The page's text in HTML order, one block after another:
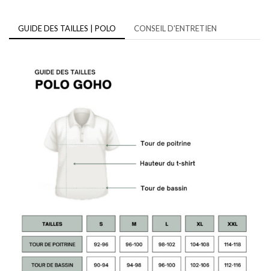
GUIDE DES TAILLES | POLO CONSEIL D'ENTRETIEN